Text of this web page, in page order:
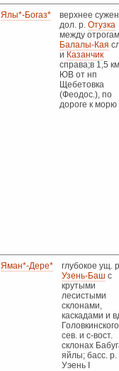
Ялы*-Богаз*
верхнее
дол. р. Отузка
между
Балалы-Кая
и Казанчик
справа;в 1,5
ЮВ от нп
Щебетовка
(Феодос.), по
дороге к морю
Яман*-Дере*
глубокое ущ.
Узень-Баш с
крутыми
лесистыми
склонами,
каскадами и
сев. и с-вост.
склонах
яйлы; басс. р.
Уэень I